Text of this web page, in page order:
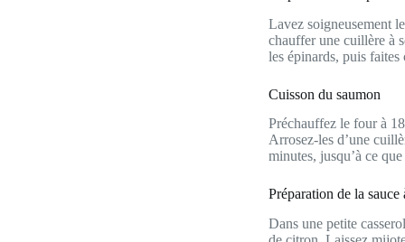
Lavez soigneusement
chauffer une cuillère à
les épinards, puis faites
Cuisson du saumon
Préchauffez le four à
Arrosez-les d’une
minutes, jusqu’à ce
Préparation de la sauce
Dans une petite